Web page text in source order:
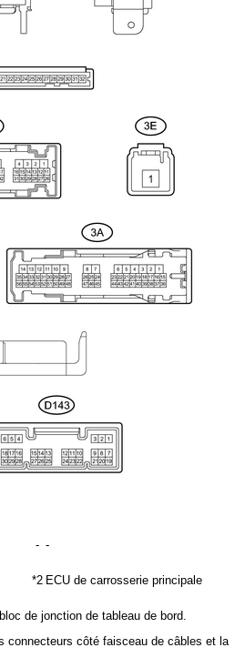
- -
*2 ECU de carrosserie principale
de jonction de tableau de bord.
connecteurs côté faisceau de câbles et la